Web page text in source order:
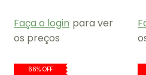
Faça o login para ver
os preços
66% OFF